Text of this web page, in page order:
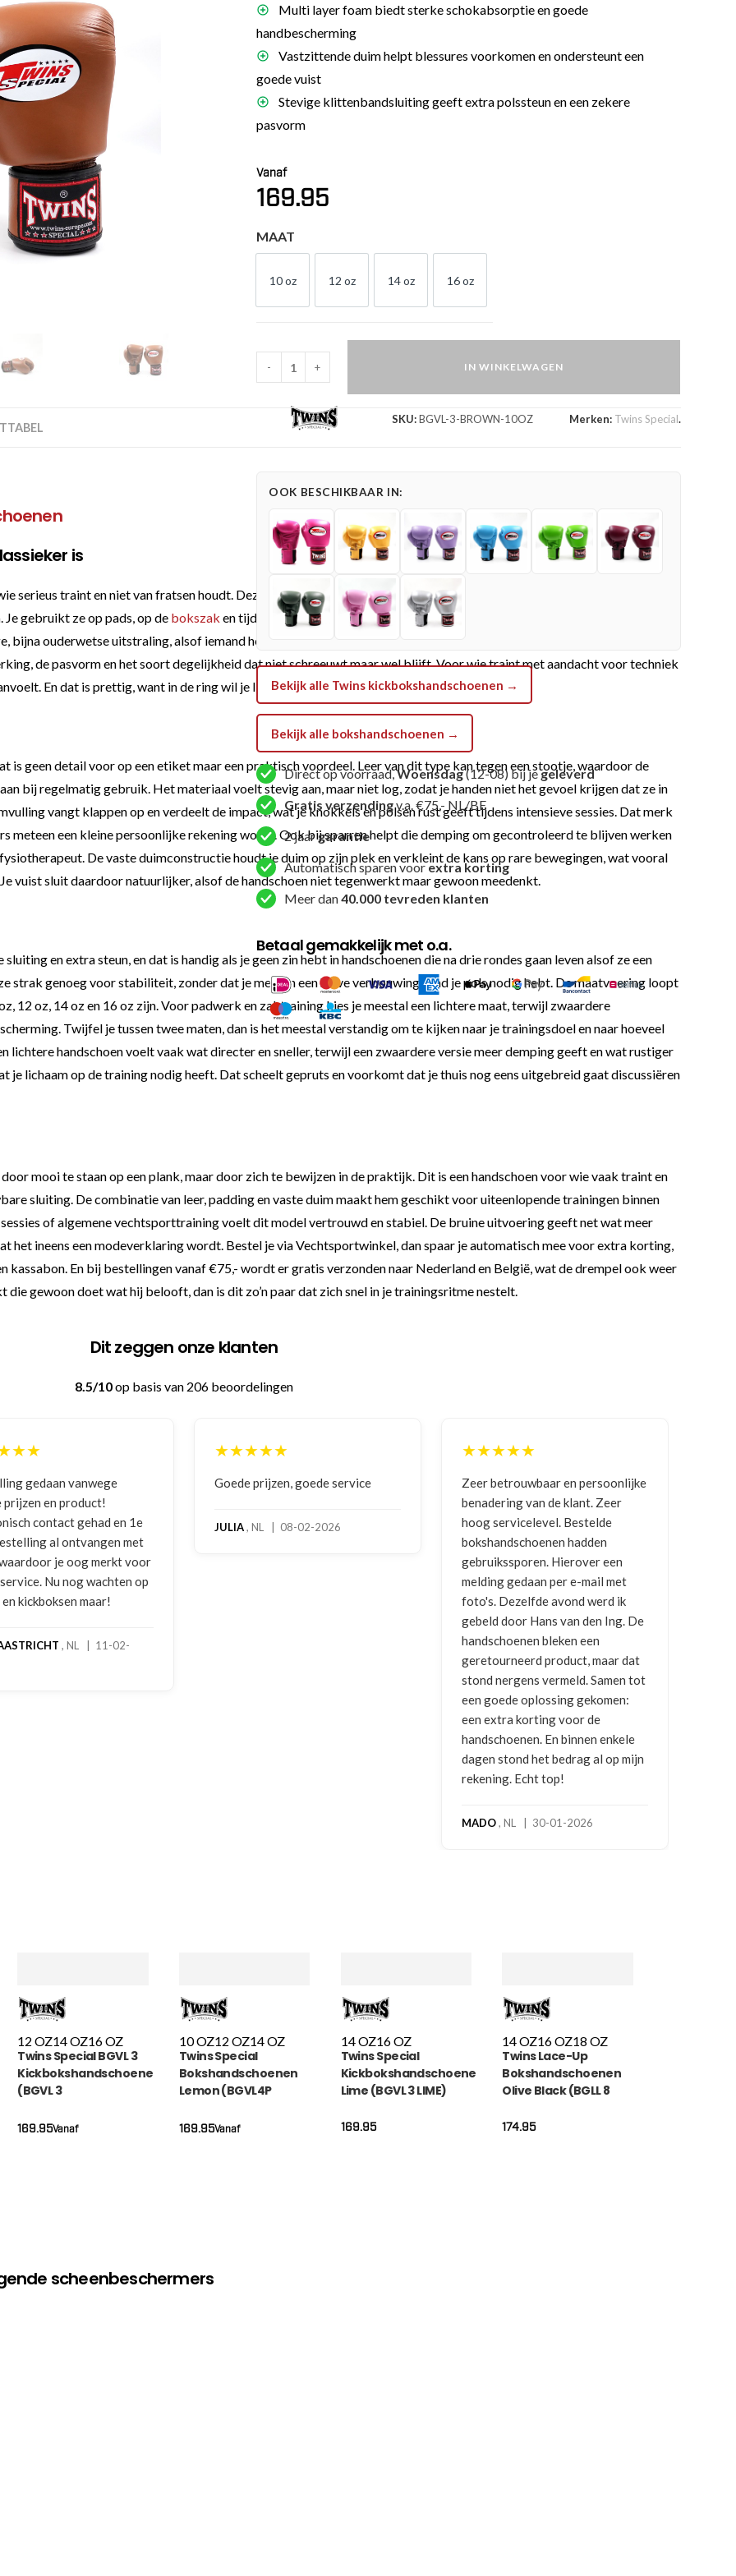
trapkussens
en pads
Multi layer foam biedt sterke schokabsorptie en goede
handbescherming
Vastzittende duim helpt blessures voorkomen en ondersteunt een
goede vuist
Stevige klittenbandsluiting geeft extra polssteun en een zekere
pasvorm
Vanaf
169.95
MAAT
10 oz
10 OZ
12 oz
12 OZ
14 oz
14 OZ
16 oz
16 OZ
(BGVL-
BROWN)
aantal
- + IN WINKELWAGEN
SKU:BGVL-3-BROWN-10OZ Merken: Twins Special.
OOK BESCHIKBAAR IN:
Bekijk alle Twins kickbokshandschoenen →
Bekijk alle bokshandschoenen →
Direct op voorraad,Woensdag(12-08) bij jegeleverd
Gratis verzendingv.a. €75,- NL/BE
2 jaargarantie
Automatisch sparen voorextra korting
Meer dan40.000 tevreden klanten
Betaal gemakkelijk met o.a.
is
serieus traint en niet van fratsen houdt. Deze bokshandschoenen staan bekend als een van de meest gekozen modellen
gebruikt ze op pads, op de bokszak en tijdens sparringsessies, waar ze precies doen wat ze moeten doen zonder zich
bijna ouderwetse uitstraling, alsof iemand heeft besloten dat stijl ook gewoon functioneel mag zijn. De handschoenen
de pasvorm en het soort degelijkheid dat niet schreeuwt maar wel blijft. Voor wie traint met aandacht voor techniek
En dat is prettig, want in de ring wil je liever geen verrassingen dan wel.
is geen detail voor op een etiket maar een praktisch voordeel. Leer van dit type kan tegen een stootje, waardoor de
bij regelmatig gebruik. Het materiaal voelt stevig aan, maar niet log, zodat je handen niet het gevoel krijgen dat ze in
vangt klappen op en verdeelt de impact, wat je knokkels en polsen rust geeft tijdens intensieve sessies. Dat merk
meteen een kleine persoonlijke rekening wordt. Ook bij sparren helpt die demping om gecontroleerd te blijven werken
De vaste duimconstructie houdt je duim op zijn plek en verkleint de kans op rare bewegingen, wat vooral
vuist sluit daardoor natuurlijker, alsof de handschoen niet tegenwerkt maar gewoon meedenkt.
en extra steun, en dat is handig als je geen zin hebt in handschoenen die na drie rondes gaan leven alsof ze een
strak genoeg voor stabiliteit, zonder dat je meteen een halve verbouwing rond je pols nodig hebt. De maatvoering loopt
12 oz, 14 oz en 16 oz zijn. Voor padwerk en zaktraining kies je meestal een lichtere maat, terwijl zwaardere
Twijfel je tussen twee maten, dan is het meestal verstandig om te kijken naar je trainingsdoel en naar hoeveel
lichtere handschoen voelt vaak wat directer en sneller, terwijl een zwaardere versie meer demping geeft en wat rustiger
je lichaam op de training nodig heeft. Dat scheelt gepruts en voorkomt dat je thuis nog eens uitgebreid gaat discussiëren
mooi te staan op een plank, maar door zich te bewijzen in de praktijk. Dit is een handschoen voor wie vaak traint en
sluiting. De combinatie van leer, padding en vaste duim maakt hem geschikt voor uiteenlopende trainingen binnen
of algemene vechtsporttraining voelt dit model vertrouwd en stabiel. De bruine uitvoering geeft net wat meer
het ineens een modeverklaring wordt. Bestel je via Vechtsportwinkel, dan spaar je automatisch mee voor extra korting,
kassabon. En bij bestellingen vanaf €75,- wordt er gratis verzonden naar Nederland en België, wat de drempel ook weer
die gewoon doet wat hij belooft, dan is dit zo’n paar dat zich snel in je trainingsritme nestelt.
Dit zeggen onze klanten
8.5/10op basis van 206 beoordelingen
★★★★★
Goede prijzen, goede service
JULIA, NL | 08-02-2026
★★★★★
Zeer betrouwbaar en persoonlijke
hoog servicelevel. Bestelde
★★★★★
Goede communicatie, artikel goed
ontvangen
NICO VERMUNICHT, BE | 29-01-
2026
12 OZ14 OZ16 OZ
Twins Special BGVL 3
Kickbokshandschoenen
(BGVL 3
Vanaf
169.95
10 OZ12 OZ14 OZ
Twins Special
Bokshandschoenen
Lemon (BGVL4P
Vanaf
169.95
14 OZ16 OZ
Twins Special
Kickbokshandschoenen
Lime (BGVL 3 LIME)
169.95
14 OZ16 OZ18 OZ
Twins Lace-Up
Bokshandschoenen
Olive Black (BGLL 8
174.95
scheenbeschermers